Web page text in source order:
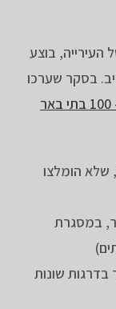
העירייה, בוצע
בסקר שערכו
שלא הומלצו
במסגרת
בדרגות שונות